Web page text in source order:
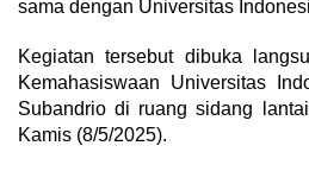
sama dengan Universitas
Kegiatan tersebut dibuka
Kemahasiswaan Universitas
Subandrio di ruang sidang
Kamis (8/5/2025).